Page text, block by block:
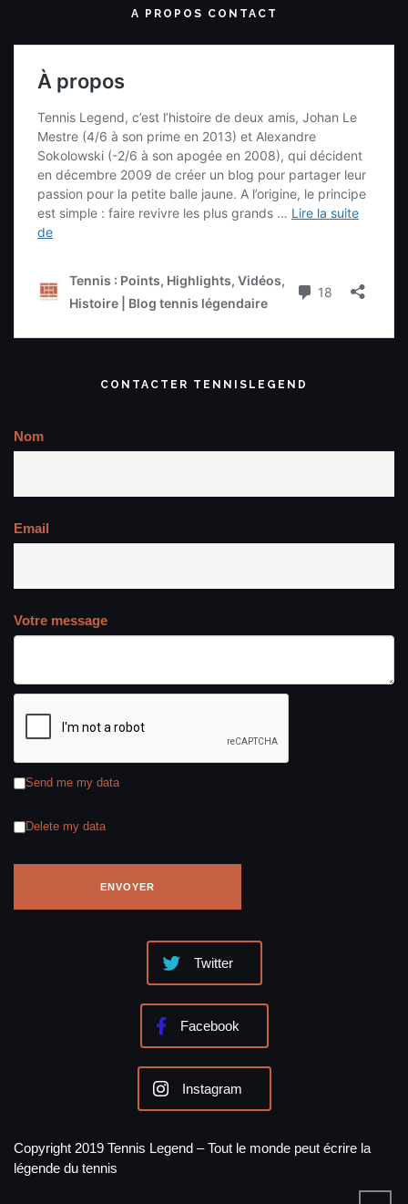
A PROPOS CONTACT
CONTACTER TENNISLEGEND
Nom
Email
Votre message
Send me my data
Delete my data
Twitter
Facebook
Instagram
Copyright 2019 Tennis Legend – Tout le monde peut écrire la
légende du tennis